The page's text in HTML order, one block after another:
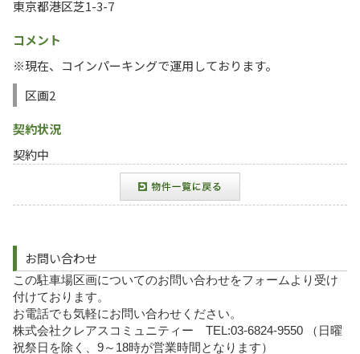
東京都港区芝1-3-7
コメント
※現在、コインパーキングで運用しております。
区画2
契約状況
契約中
お問い合わせ